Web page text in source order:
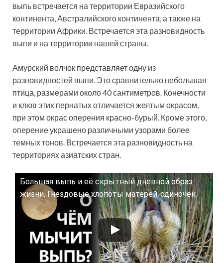
выпь встречается на территории Евразийского
континента, Австралийского континента, а также на
территории Африки. Встречается эта разновидность
выпи и на территории нашей страны.
Амурский волчок представляет одну из
разновидностей выпи. Это сравнительно небольшая
птица, размерами около 40 сантиметров. Конечности
и клюв этих пернатых отличается желтым окрасом,
при этом окрас оперения красно-бурый. Кроме этого,
оперение украшено различными узорами более
темных тонов. Встречается эта разновидность на
территориях азиатских стран.
Большая выпь и её скрытный дневной образ
жизни. Гнездовые хлопоты матерей-одиночек
Смотрите это видео на YouTube